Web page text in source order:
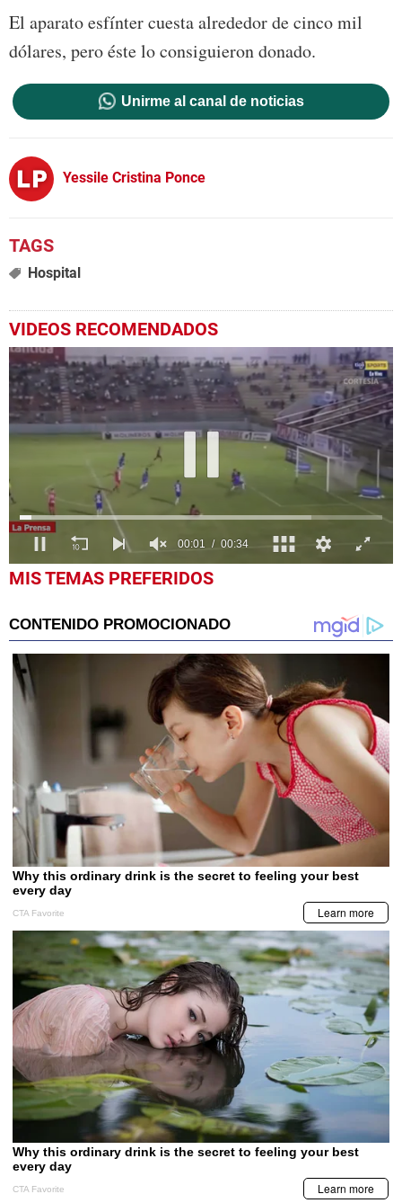
El aparato esfínter cuesta alrededor de cinco mil
dólares, pero éste lo consiguieron donado.
Unirme al canal de noticias
Yessile Cristina Ponce
Hospital
VIDEOS RECOMENDADOS
0
seconds
seconds
MIS TEMAS PREFERIDOS